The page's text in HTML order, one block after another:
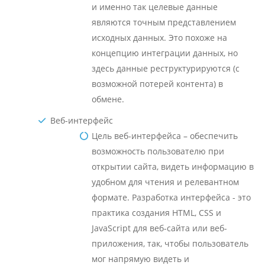
и именно так целевые данные
являются точным представлением
исходных данных. Это похоже на
концепцию интеграции данных, но
здесь данные реструктурируются (с
возможной потерей контента) в
обмене.
Веб-интерфейс
Цель веб-интерфейса – обеспечить
возможность пользователю при
открытии сайта, видеть информацию в
удобном для чтения и релевантном
формате. Разработка интерфейса - это
практика создания HTML, CSS и
JavaScript для веб-сайта или веб-
приложения, так, чтобы пользователь
мог напрямую видеть и